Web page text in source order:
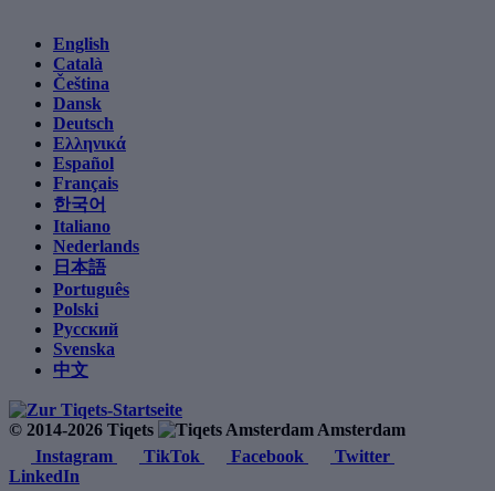
English
Català
Čeština
Dansk
Deutsch
Ελληνικά
Español
Français
한국어
Italiano
Nederlands
日本語
Português
Polski
Русский
Svenska
中文
© 2014-2026 Tiqets
Amsterdam
Instagram
TikTok Facebook
Twitter
LinkedIn